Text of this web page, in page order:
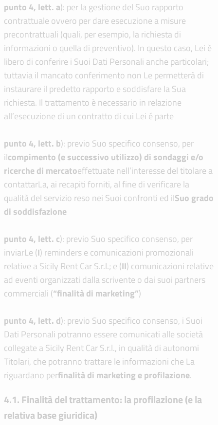
punto 4, lett. a): per la gestione del Suo rapporto
contrattuale ovvero per dare esecuzione a misure
precontrattuali (quali, per esempio, la richiesta di
informazioni o quella di preventivo). In questo caso, Lei è
libero di conferire i Suoi Dati Personali anche particolari;
tuttavia il mancato conferimento non Le permetterà di
instaurare il predetto rapporto e soddisfare la Sua
richiesta. Il trattamento è necessario in relazione
all’esecuzione di un contratto di cui Lei é parte
punto 4, lett. b): previo Suo specifico consenso, per
ilcompimento (e successivo utilizzo) di sondaggi e/o
ricerche di mercatoeffettuate nell’interesse del titolare a
contattarLa, ai recapiti forniti, al fine di verificare la
qualità del servizio reso nei Suoi confronti ed ilSuo grado
di soddisfazione
punto 4, lett. c): previo Suo specifico consenso, per
inviarLe (I) reminders e comunicazioni promozionali
relative a Sicily Rent Car S.r.l.; e (II) comunicazioni relative
ad eventi organizzati dalla scrivente o dai suoi partners
commerciali (“finalità di marketing”)
punto 4, lett. d): previo Suo specifico consenso, i Suoi
Dati Personali potranno essere comunicati alle società
collegate a Sicily Rent Car S.r.l., in qualità di autonomi
Titolari, che potranno trattare le informazioni che La
riguardano perfinalità di marketing e profilazione.
4.1. Finalità del trattamento: la profilazione (e la
relativa base giuridica)